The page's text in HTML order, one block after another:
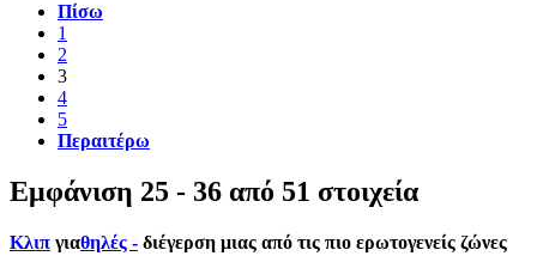
Πίσω
1
2
3
4
5
Περαιτέρω
Εμφάνιση 25 - 36 από 51 στοιχεία
Κλιπ γιαθηλές - διέγερση μιας από τις πιο ερωτογενείς ζώνες